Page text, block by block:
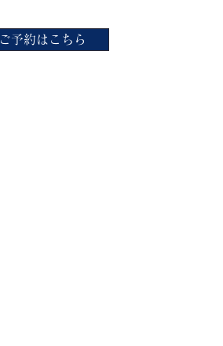
ご予約はこちら